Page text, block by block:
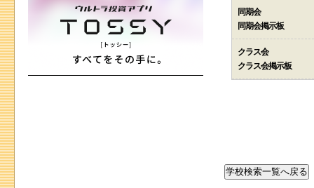
同期会
同期会掲示板
クラス会
クラス会掲示板